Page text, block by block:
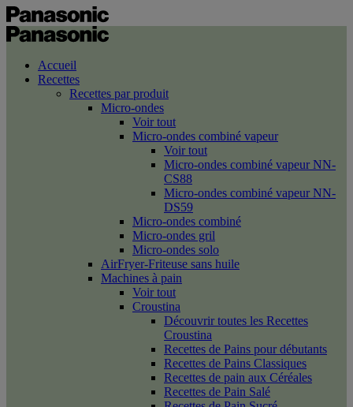
Accueil
Recettes
Recettes par produit
Micro-ondes
Voir tout
Micro-ondes combiné vapeur
Voir tout
Micro-ondes combiné vapeur NN-
CS88
Micro-ondes combiné vapeur NN-
DS59
Micro-ondes combiné
Micro-ondes gril
Micro-ondes solo
AirFryer-Friteuse sans huile
Machines à pain
Voir tout
Croustina
Découvrir toutes les Recettes
Croustina
Recettes de Pains pour débutants
Recettes de Pains Classiques
Recettes de pain aux Céréales
Recettes de Pain Salé